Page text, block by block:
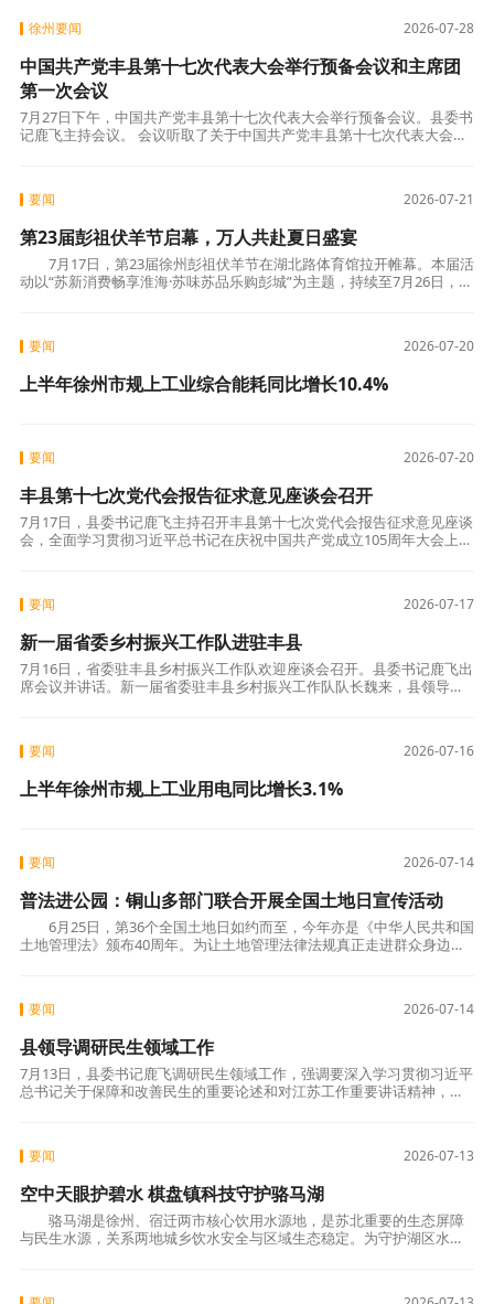
2026-07-28
徐州要闻
中国共产党丰县第十七次代表大会举行预备会议和主席团
第一次会议
7月27日下午，中国共产党丰县第十七次代表大会举行预备会议。县委书
记鹿飞主持会议。 会议听取了关于中国共产党丰县第十七次代表大会筹
2026-07-21
要闻
第23届彭祖伏羊节启幕，万人共赴夏日盛宴
7月17日，第23届徐州彭祖伏羊节在湖北路体育馆拉开帷幕。本届活
动以“苏新消费畅享淮海·苏味苏品乐购彭城”为主题，持续至7月26日，为
2026-07-20
要闻
上半年徐州市规上工业综合能耗同比增长10.4%
2026-07-20
要闻
丰县第十七次党代会报告征求意见座谈会召开
7月17日，县委书记鹿飞主持召开丰县第十七次党代会报告征求意见座谈
会，全面学习贯彻习近平总书记在庆祝中国共产党成立105周年大会上的
2026-07-17
要闻
新一届省委乡村振兴工作队进驻丰县
7月16日，省委驻丰县乡村振兴工作队欢迎座谈会召开。县委书记鹿飞出
席会议并讲话。新一届省委驻丰县乡村振兴工作队队长魏来，县领导韩
2026-07-16
要闻
上半年徐州市规上工业用电同比增长3.1%
2026-07-14
要闻
普法进公园：铜山多部门联合开展全国土地日宣传活动
6月25日，第36个全国土地日如约而至，今年亦是《中华人民共和国
土地管理法》颁布40周年。为让土地管理法律法规真正走进群众身边，
2026-07-14
要闻
县领导调研民生领域工作
7月13日，县委书记鹿飞调研民生领域工作，强调要深入学习贯彻习近平
总书记关于保障和改善民生的重要论述和对江苏工作重要讲话精神，聚
2026-07-13
要闻
空中天眼护碧水 棋盘镇科技守护骆马湖
骆马湖是徐州、宿迁两市核心饮用水源地，是苏北重要的生态屏障
与民生水源，关系两地城乡饮水安全与区域生态稳定。为守护湖区水质